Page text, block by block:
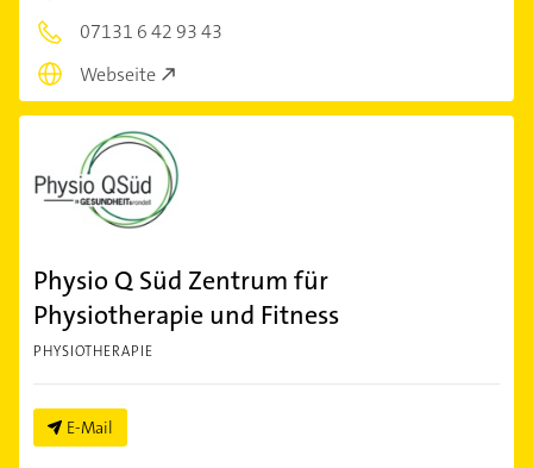
07131 6 42 93 43
Webseite
Physio Q Süd Zentrum für
Physiotherapie und Fitness
PHYSIOTHERAPIE
E-Mail